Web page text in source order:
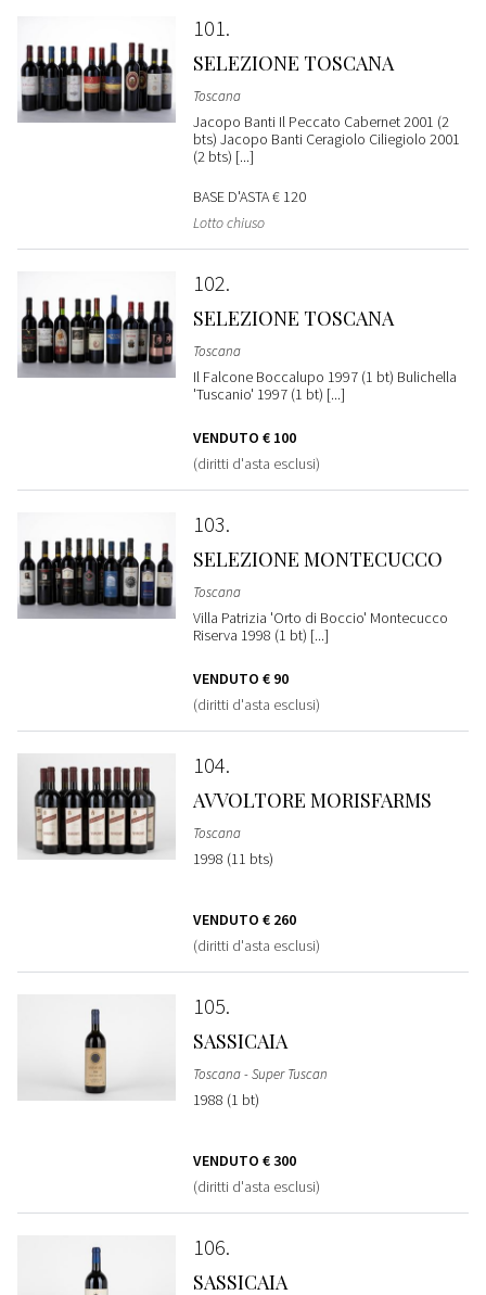
101
SELEZIONE TOSCANA
Toscana
Jacopo Banti Il Peccato Cabernet 2001 (2
bts) Jacopo Banti Ceragiolo Ciliegiolo 2001
(2 bts) [...]
BASE D'ASTA€ 120
Lotto chiuso
102
SELEZIONE TOSCANA
Toscana
Il Falcone Boccalupo 1997 (1 bt) Bulichella
'Tuscanio' 1997 (1 bt) [...]
VENDUTO € 100
(diritti d'asta esclusi)
103
SELEZIONE MONTECUCCO
Toscana
Villa Patrizia 'Orto di Boccio' Montecucco
Riserva 1998 (1 bt) [...]
VENDUTO € 90
(diritti d'asta esclusi)
104
AVVOLTORE MORISFARMS
Toscana
1998 (11 bts)
VENDUTO € 260
(diritti d'asta esclusi)
105
SASSICAIA
Toscana - Super Tuscan
1988 (1 bt)
VENDUTO € 300
(diritti d'asta esclusi)
106
SASSICAIA